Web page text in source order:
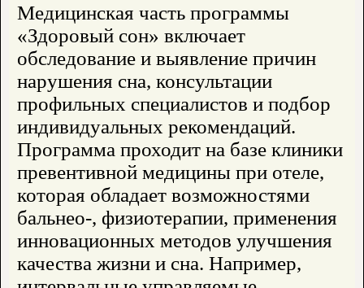
Медицинская часть программы
«Здоровый сон» включает
обследование и выявление причин
нарушения сна, консультации
профильных специалистов и подбор
индивидуальных рекомендаций.
Программа проходит на базе клиники
превентивной медицины при отеле,
которая обладает возможностями
бальнео-, физиотерапии, применения
инновационных методов улучшения
качества жизни и сна. Например,